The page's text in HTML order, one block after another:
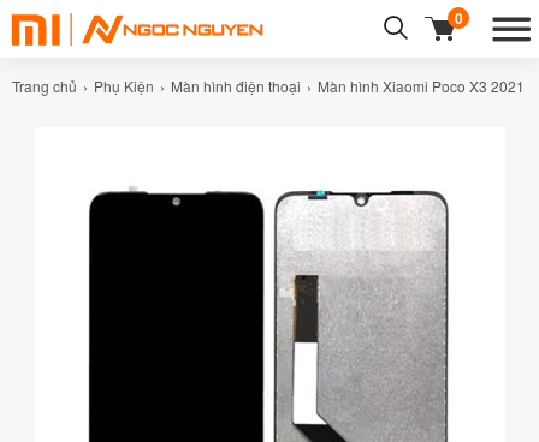
0
Trang chủ Phụ Kiện Màn hình điện thoại Màn hình Xiaomi Poco X3 2021